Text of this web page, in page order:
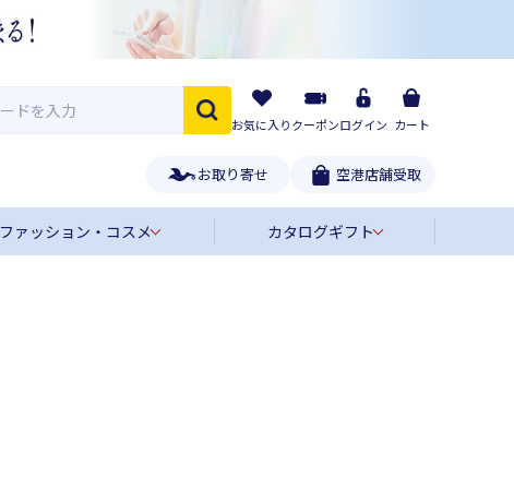
お気に入りクーポンログイン カート
お取り寄せ 空港店舗受取
ファッション・コスメ カタログギフト